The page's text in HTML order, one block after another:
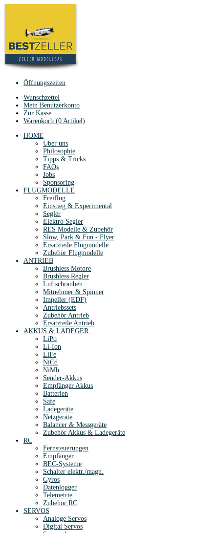
Öffnungszeiten
Wunschzettel
Mein Benutzerkonto
Zur Kasse
Warenkorb (0 Artikel)
HOME
Über uns
Philosophie
Tipps & Tricks
FAQs
Jobs
Sponsoring
FLUGMODELLE
Freiflug
Einstieg & Experimental
Segler
Elektro Segler
RES Modelle & Zubehör
Slow, Park & Fun - Flyer
Ersatzteile Flugmodelle
Zubehör Flugmodelle
ANTRIEB
Brushless Motore
Brushless Regler
Luftschrauben
Mitnehmer & Spinner
Impeller (EDF)
Antriebssets
Zubehör Antrieb
Ersatzteile Antrieb
AKKUS & LADEGER.
LiPo
Li-Ion
LiFe
NiCd
NiMh
Sender-Akkus
Empfänger Akkus
Batterien
Safe
Ladegeräte
Netzgeräte
Balancer & Messgeräte
Zubehör Akkus & Ladegeräte
RC
Fernsteuerungen
Empfänger
BEC-Systeme
Schalter elektr./magn.
Gyros
Datenlogger
Telemetrie
Zubehör RC
SERVOS
Analoge Servos
Digital Servos